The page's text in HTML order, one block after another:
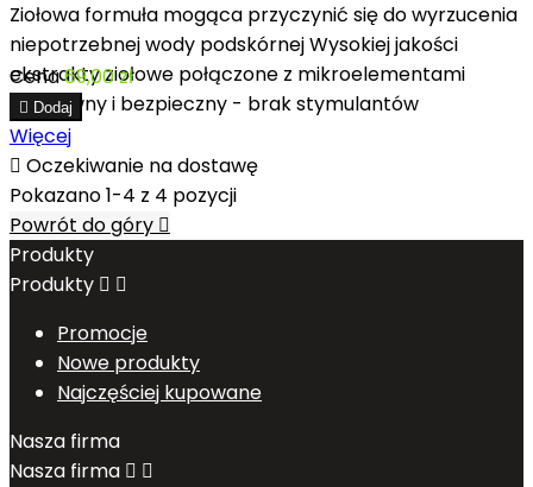
Ziołowa formuła mogąca przyczynić się do wyrzucenia
niepotrzebnej wody podskórnej Wysokiej jakości
ekstrakty ziołowe połączone z mikroelementami
Efektywny i bezpieczny - brak stymulantów
Cena69,00 zł
 Dodaj
Więcej
 Oczekiwanie na dostawę
Pokazano 1-4 z 4 pozycji
Powrót do góry 
Produkty
Produkty  
Promocje
Nowe produkty
Najczęściej kupowane
Nasza firma
Nasza firma  